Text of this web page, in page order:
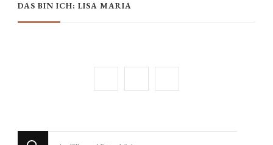
DAS BIN ICH: LISA MARIA